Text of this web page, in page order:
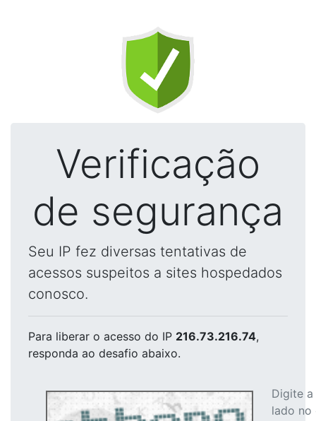
Verificação
de segurança
Seu IP fez diversas tentativas de
acessos suspeitos a sites hospedados
conosco.
Para liberar o acesso do IP 216.73.216.74,
responda ao desafio abaixo.
Digite
lado no